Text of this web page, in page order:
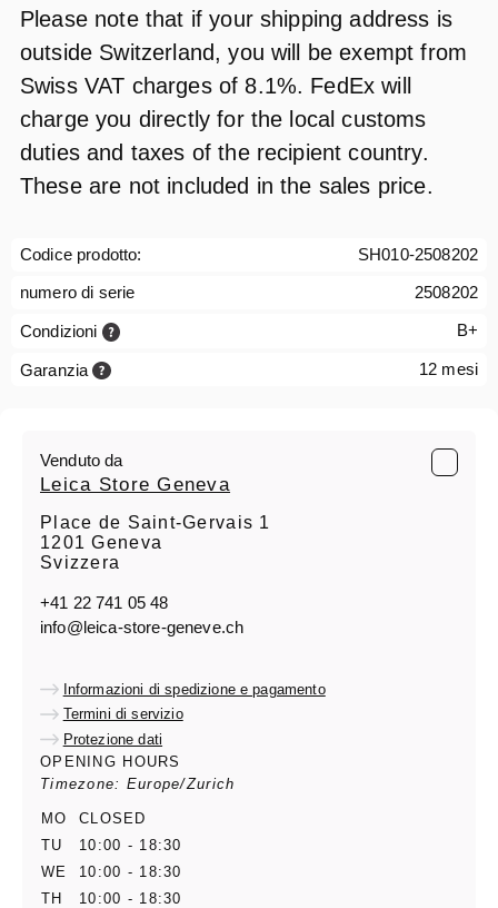
Please note that if your shipping address is
outside Switzerland, you will be exempt from
Swiss VAT charges of 8.1%. FedEx will
charge you directly for the local customs
duties and taxes of the recipient country.
These are not included in the sales price.
Codice prodotto:
SH010-2508202
numero di serie
2508202
Condizioni B+
Garanzia 12 mesi
Venduto da
Leica Store Geneva
Place de Saint-Gervais 1
1201 Geneva
Svizzera
+41 22 741 05 48
info@leica-store-geneve.ch
Informazioni di spedizione e pagamento
Termini di servizio
Protezione dati
OPENING HOURS
Timezone: Europe/Zurich
MO
CLOSED
TU
10:00 - 18:30
WE
10:00 - 18:30
TH
10:00 - 18:30